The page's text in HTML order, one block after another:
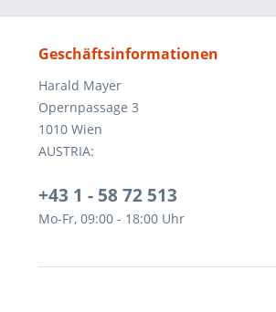
Geschäftsinformationen
Harald Mayer
Opernpassage 3
1010 Wien
AUSTRIA:
+43 1 - 58 72 513
Mo-Fr, 09:00 - 18:00 Uhr